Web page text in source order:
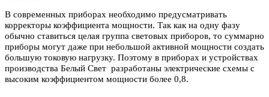
В современных приборах необходимо предусматривать
корректоры коэффициента мощности. Так как на одну фазу
обычно ставиться целая группа световых приборов, то суммарно
приборы могут даже при небольшой активной мощности создать
большую токовую нагрузку. Поэтому в приборах и устройствах
производства Белый Свет разработаны электрические схемы с
высоким коэффициентом мощности более 0,8.